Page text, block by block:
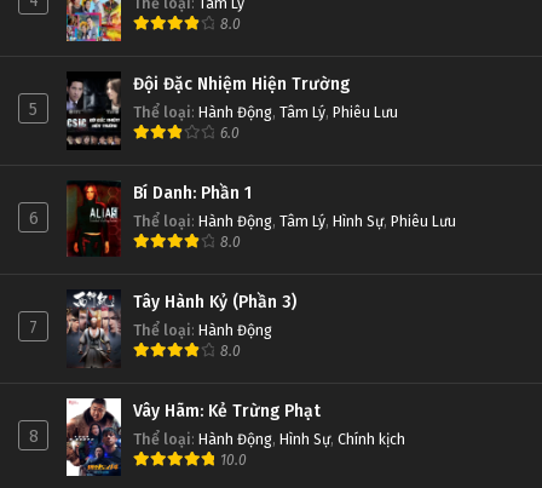
Tập 63
Tập 62
Tập 61
Tập 60
Đấu Phá Thương Khung Ngoại Truyện Tập 59
Đấu Phá Thương Khung Ngoại Truyện Tập 58
8.0
5
Đội Đặc Nhiệm Hiện Trường
Thể loại: Hành Động, Tâm Lý, Phiêu Lưu
6.0
6
Bí Danh: Phần 1
Thể loại: Hành Động, Tâm Lý, Hình Sự, Phiêu Lưu
8.0
7
Tây Hành Kỷ (Phần 3)
Thể loại: Hành Động
8.0
8
Vây Hãm: Kẻ Trừng Phạt
Thể loại: Hành Động, Hình Sự, Chính kịch
10.0